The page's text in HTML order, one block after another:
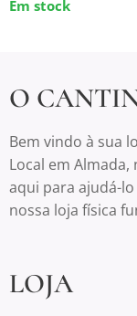
Em stock
O
Bem vindo à sua
Local em Almada,
aqui para ajudá-
nossa loja física
LOJA